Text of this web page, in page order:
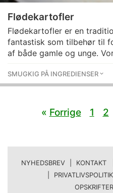
Flødekartofler
Flødekartofler er en
fantastisk som tilbehør til
af både gamle og unge.
SMUGKIG PÅ INGREDIENSER
« Forrige 1 2
NYHEDSBREV
PRIVATLIVSPOLITIK